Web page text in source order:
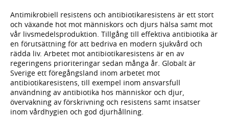
Antimikrobiell resistens och antibiotikaresistens är ett stort
och växande hot mot människors och djurs hälsa samt mot
vår livsmedelsproduktion. Tillgång till effektiva antibiotika är
en förutsättning för att bedriva en modern sjukvård och
rädda liv. Arbetet mot antibiotikaresistens är en av
regeringens prioriteringar sedan många år. Globalt är
Sverige ett föregångsland inom arbetet mot
antibiotikaresistens, till exempel inom ansvarsfull
användning av antibiotika hos människor och djur,
övervakning av förskrivning och resistens samt insatser
inom vårdhygien och god djurhållning.